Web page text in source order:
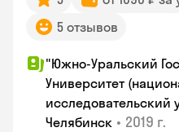
5 отзывов
"Южно-Уральский
Университет
исследовательский
Челябинск • 2019 г.